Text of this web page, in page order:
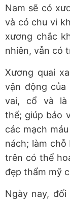
Nam sẽ có
và có chu vi
xương chắc
nhiên, vẫn có
Xương quai
vận động
vai, cổ và
thể; giúp bảo
các mạch
nách; làm
trên có thể
đẹp thẩm mỹ
Ngày nay,